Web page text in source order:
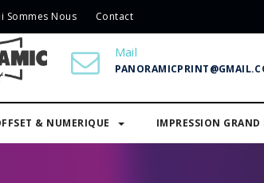
Sommes Nous Contact
Mail
& NUMERIQUE IMPRESSION GRAND